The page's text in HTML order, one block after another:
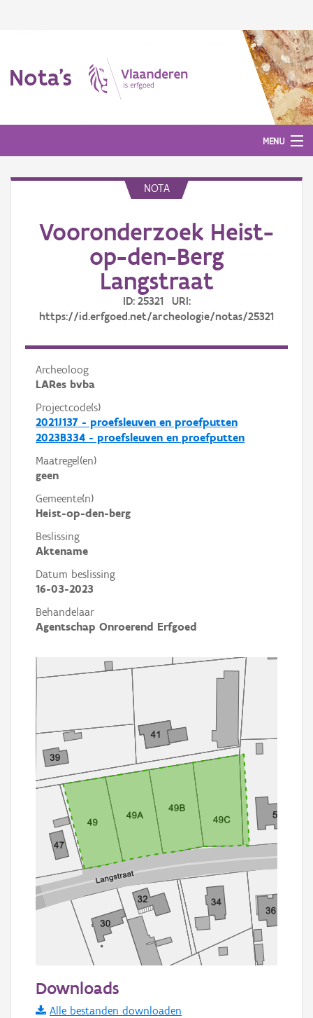
Nota's
MENU
Aanmelden
NOTA
Vooronderzoek Heist-
op-den-Berg
Langstraat
ID: 25321 URI:
https://id.erfgoed.net/archeologie/notas/25321
Archeoloog
LARes bvba
Projectcode(s)
2021J137 - proefsleuven en proefputten
2023B334 - proefsleuven en proefputten
Maatregel(en)
geen
Gemeente(n)
Heist-op-den-berg
Beslissing
Aktename
Datum beslissing
16-03-2023
Behandelaar
Agentschap Onroerend Erfgoed
Informatie Vlaanderen
Downloads
Alle bestanden downloaden